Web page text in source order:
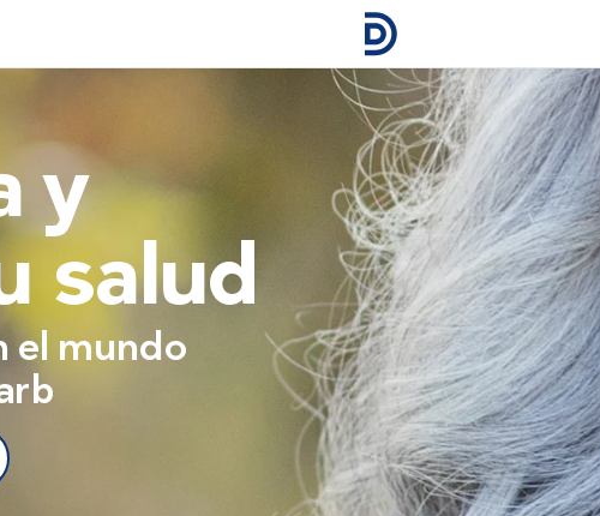
y
salud
el mundo